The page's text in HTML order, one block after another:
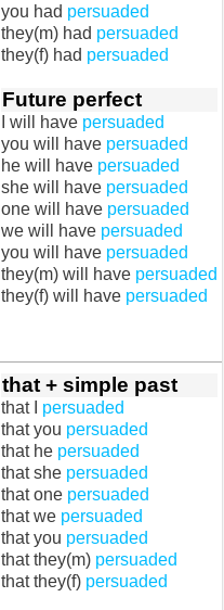
you had persuaded
they(m) had persuaded
they(f) had persuaded
Future perfect
I will have persuaded
you will have persuaded
he will have persuaded
she will have persuaded
one will have persuaded
we will have persuaded
you will have persuaded
they(m) will have persuaded
they(f) will have persuaded
that + simple past
that I persuaded
that you persuaded
that he persuaded
that she persuaded
that one persuaded
that we persuaded
that you persuaded
that they(m) persuaded
that they(f) persuaded